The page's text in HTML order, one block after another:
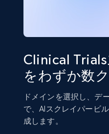
Clinical
をわずか数
ドメインを選択し、デ
で、AIスクレイパービ
成します。